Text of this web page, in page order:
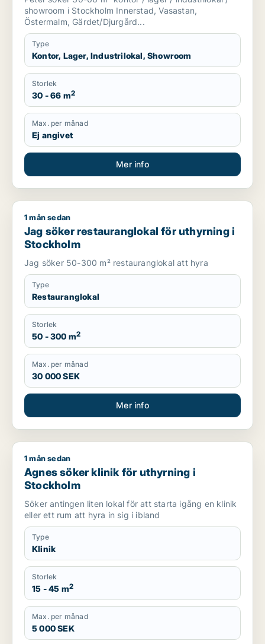
showroom i Stockholm Innerstad, Vasastan,
Östermalm, Gärdet/Djurgård...
Type
Kontor, Lager, Industrilokal, Showroom
Storlek
30 - 66 m2
Max. per månad
Ej angivet
Mer info
Jag söker restauranglokal för uthyrning i Stockholm
1 mån sedan
Jag söker restauranglokal för uthyrning i
Stockholm
Jag söker 50-300 m² restauranglokal att hyra
Type
Restauranglokal
Storlek
50 - 300 m2
Max. per månad
30 000 SEK
Mer info
Agnes söker klinik för uthyrning i Stockholm
1 mån sedan
Agnes söker klinik för uthyrning i
Stockholm
Söker antingen liten lokal för att starta igång en klinik
eller ett rum att hyra in sig i ibland
Type
Klinik
Storlek
15 - 45 m2
Max. per månad
5 000 SEK